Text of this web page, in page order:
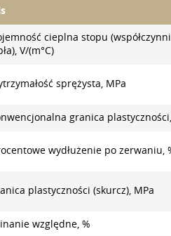
cieplna stopu
V/(m°С)
sprężysta, MPa
granica
wydłużenie po zerwaniu,
plastyczności (skurcz), MPa
względne, %